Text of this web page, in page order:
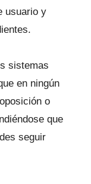
usuario y
sistemas
en ningún
o
que
seguir